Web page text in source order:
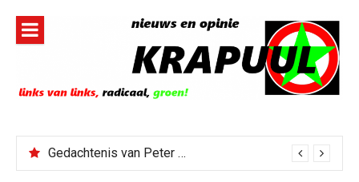
inhoud
Gedachtenis van Peter Faber